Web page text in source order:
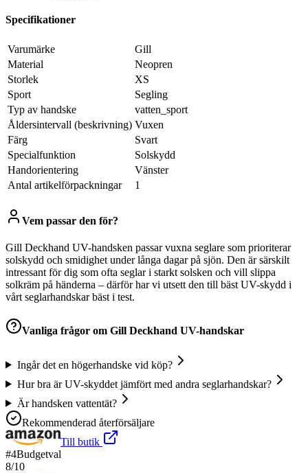
Specifikationer
Varumärke
Gill
Material
Neopren
Storlek
XS
Sport
Segling
Typ av handske
vatten_sport
Åldersintervall (beskrivning) Vuxen
Färg
Svart
Specialfunktion
Solskydd
Handorientering
Vänster
Antal artikelförpackningar
1
Vem passar den för?
Gill Deckhand UV-handsken passar vuxna seglare som prioriterar
solskydd och smidighet under långa dagar på sjön. Den är särskilt
intressant för dig som ofta seglar i starkt solsken och vill slippa
solkräm på händerna – därför har vi utsett den till bäst UV-skydd i
vårt seglarhandskar bäst i test.
Vanliga frågor om Gill Deckhand UV-handskar
Ingår det en högerhandske vid köp?
Hur bra är UV-skyddet jämfört med andra seglarhandskar?
Är handsken vattentät?
Rekommenderad återförsäljare
Till butik
#4Budgetval
8/10